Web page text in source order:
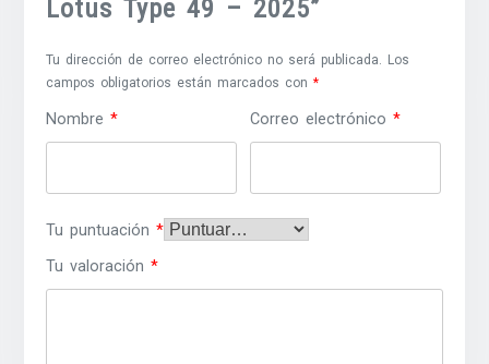
Lotus Type 49 – 2025”
Tu dirección de correo electrónico no será publicada.
Los
campos obligatorios están marcados con*
Nombre* Correo electrónico*
Tu puntuación*
Tu valoración*